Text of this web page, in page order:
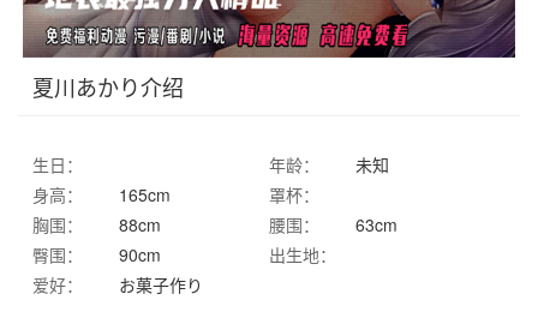
夏川あかり介绍
生日： 年龄：
未知
身高：
165cm
罩杯：
胸围：
88cm 腰围：
63cm
臀围：
90cm
出生地：
爱好：
お菓子作り